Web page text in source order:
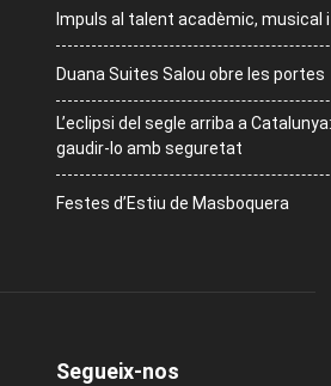
Impuls al talent acadèmic, musical
Duana Suites Salou obre les portes
L’eclipsi del segle arriba a
gaudir-lo amb seguretat
Festes d’Estiu de Masboquera
Segueix-nos